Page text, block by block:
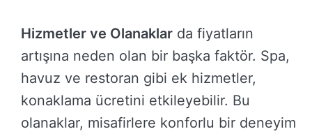
Hizmetler ve Olanaklar da fiyatların
artışına neden olan bir başka faktör. Spa,
havuz ve restoran gibi ek hizmetler,
konaklama ücretini etkileyebilir. Bu
olanaklar, misafirlere konforlu bir deneyim